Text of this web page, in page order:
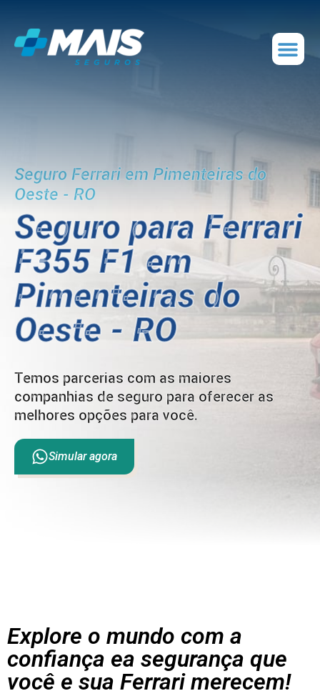
Seguro Ferrari em Pimenteiras do
Oeste - RO
Seguro para Ferrari
F355 F1 em
Pimenteiras do
Oeste - RO
Temos parcerias com as maiores
companhias de seguro para oferecer as
melhores opções para você.
Simular agora
Explore o mundo com a
confiança ea segurança que
você e sua Ferrari merecem!